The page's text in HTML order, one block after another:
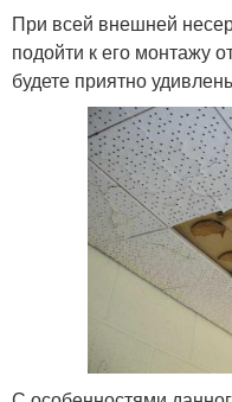
При всей внешней
подойти к его монтажу
будете приятно